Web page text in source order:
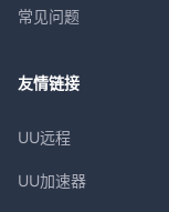
常见问题
友情链接
UU远程
UU加速器